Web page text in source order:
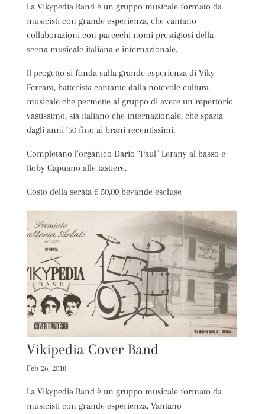
La Vikypedia Band è un gruppo musicale formato da
musicisti con grande esperienza, che vantano
collaborazioni con parecchi nomi prestigiosi della
scena musicale italiana e internazionale.
Il progetto si fonda sulla grande esperienza di Viky
Ferrara, batterista cantante dalla notevole cultura
musicale che permette al gruppo di avere un repertorio
vastissimo, sia italiano che internazionale, che spazia
dagli anni ’50 fino ai brani recentissimi.
Completano l’organico Dario “Paul” Lerany al basso e
Roby Capuano alle tastiere.
Costo della serata € 50,00 bevande escluse
Vikipedia Cover Band
Feb 26, 2018
La Vikypedia Band è un gruppo musicale formato da
musicisti con grande esperienza. Vantano